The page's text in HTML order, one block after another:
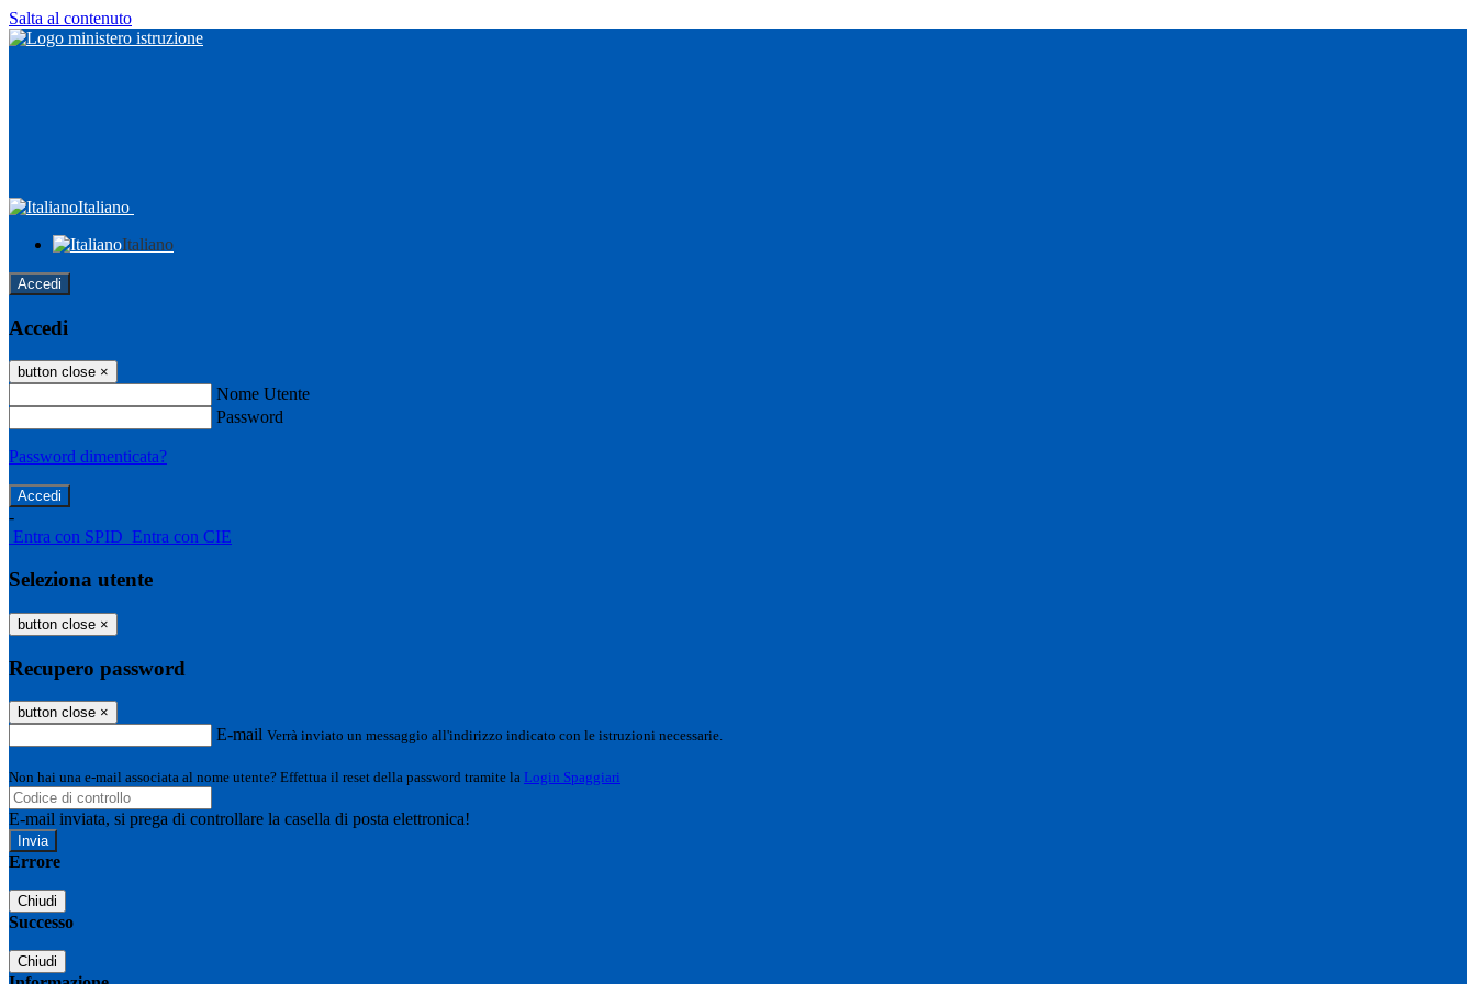
Salta al contenuto
Italiano
Italiano
Accedi
Accedi
button close ×
Nome Utente
Password
Password dimenticata?
-
Entra con SPID Entra con CIE
Seleziona utente
button close ×
Recupero password
button close ×
E-mail Verrà inviato un messaggio all'indirizzo indicato con le istruzioni necessarie.
Non hai una e-mail associata al nome utente? Effettua il reset della password tramite la Login Spaggiari
E-mail inviata, si prega di controllare la casella di posta elettronica!
Errore
Chiudi
Successo
Chiudi